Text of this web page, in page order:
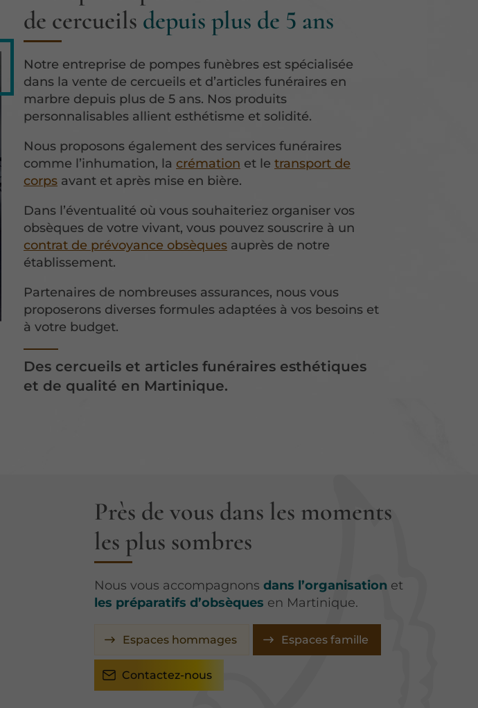
de cercueils depuis plus de 5 ans
Notre entreprise de pompes funèbres est spécialisée
dans la vente de cercueils et d’articles funéraires en
marbre depuis plus de 5 ans. Nos produits
personnalisables allient esthétisme et solidité.
Nous proposons également des services funéraires
comme l’inhumation, la crémation et le transport de
corpsavant et après mise en bière.
Dans l’éventualité où vous souhaiteriez organiser vos
obsèques de votre vivant, vous pouvez souscrire à un
contrat de prévoyance obsèquesauprès de notre
établissement.
Partenaires de nombreuses assurances, nous vous
proposerons diverses formules adaptées à vos besoins et
à votre budget.
Des cercueils et articles funéraires esthétiques
et de qualité en Martinique.
Près de vous dans les moments
les plus sombres
Nous vous accompagnonsdans l’organisation et
les préparatifs d’obsèques en Martinique.
Espaces hommages Espaces famille
Contactez-nous